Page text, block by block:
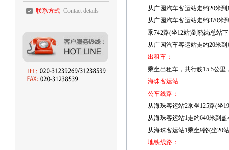
联系方式 Contact details
从广园汽车客运站走约20米
从广园汽车客运站走约370米
乘742路(坐12站)到鸦岗总站下
从广园汽车客运站走约20米
出租车：
乘坐出租车，共行驶15.5公里
海珠客运站
公车线路：
从海珠客运站2乘坐125路(坐
从海珠客运站1走约640米到
从海珠客运站1乘坐9路(坐20
地铁线路：